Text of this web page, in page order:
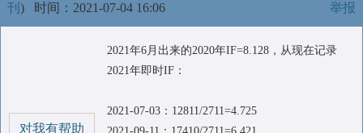
刊 ) 时间：2021-07-04 16:06
举报
对我有帮助
2021年6月出来的2020年IF=8.128，从现在记录
2021年即时IF：
2021-07-03：12811/2711=4.725